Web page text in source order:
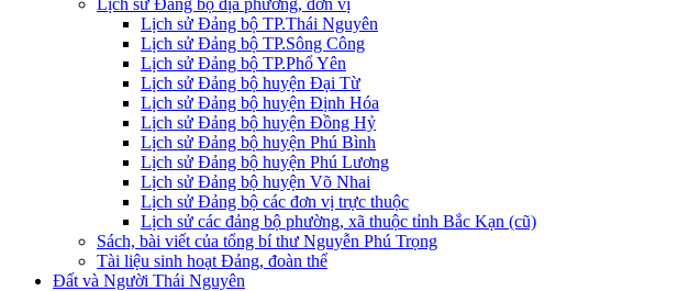
Lịch sử Đảng bộ địa phương, đơn vị
Lịch sử Đảng bộ TP.Thái Nguyên
Lịch sử Đảng bộ TP.Sông Công
Lịch sử Đảng bộ TP.Phổ Yên
Lịch sử Đảng bộ huyện Đại Từ
Lịch sử Đảng bộ huyện Định Hóa
Lịch sử Đảng bộ huyện Đồng Hỷ
Lịch sử Đảng bộ huyện Phú Bình
Lịch sử Đảng bộ huyện Phú Lương
Lịch sử Đảng bộ huyện Võ Nhai
Lịch sử Đảng bộ các đơn vị trực thuộc
Lịch sử các đảng bộ phường, xã thuộc tỉnh Bắc Kạn (cũ)
Sách, bài viết của tổng bí thư Nguyễn Phú Trọng
Tài liệu sinh hoạt Đảng, đoàn thể
Đất và Người Thái Nguyên